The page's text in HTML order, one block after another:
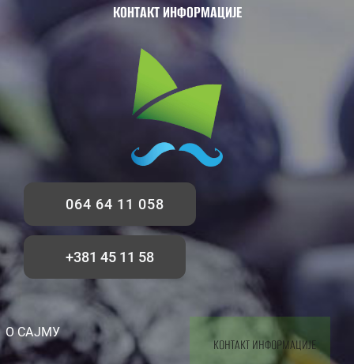
КОНТАКТ ИНФОРМАЦИЈЕ
064 64 11 058
+381 45 11 58
О САЈМУ
КОНТАКТ ИНФОРМАЦИЈЕ